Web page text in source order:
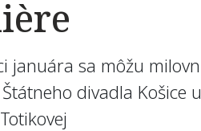
januára sa môžu
divadla Košice